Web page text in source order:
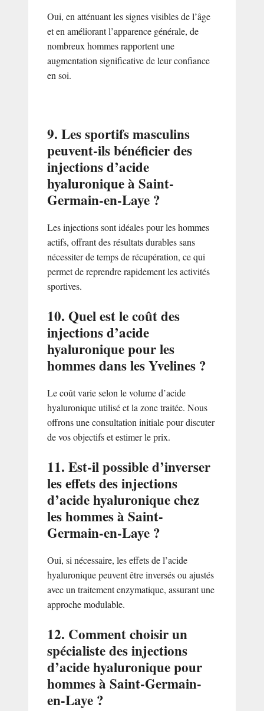
Oui, en atténuant les signes visibles de l’âge
et en améliorant l’apparence générale, de
nombreux hommes rapportent une
augmentation significative de leur confiance
en soi.
9. Les sportifs masculins
peuvent-ils bénéficier des
injections d’acide
hyaluronique à Saint-
Germain-en-Laye ?
Les injections sont idéales pour les hommes
actifs, offrant des résultats durables sans
nécessiter de temps de récupération, ce qui
permet de reprendre rapidement les activités
sportives.
10. Quel est le coût des
injections d’acide
hyaluronique pour les
hommes dans les Yvelines ?
Le coût varie selon le volume d’acide
hyaluronique utilisé et la zone traitée. Nous
offrons une consultation initiale pour discuter
de vos objectifs et estimer le prix.
11. Est-il possible d’inverser
les effets des injections
d’acide hyaluronique chez
les hommes à Saint-
Germain-en-Laye ?
Oui, si nécessaire, les effets de l’acide
hyaluronique peuvent être inversés ou ajustés
avec un traitement enzymatique, assurant une
approche modulable.
12. Comment choisir un
spécialiste des injections
d’acide hyaluronique pour
hommes à Saint-Germain-
en-Laye ?